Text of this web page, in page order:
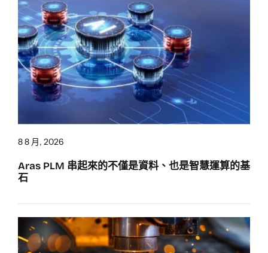
8 8 月, 2026
Aras PLM 串起來的不僅是資料、也是智慧運算的基
石